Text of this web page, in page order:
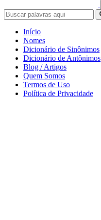
Início
Nomes
Dicionário de Sinônimos
Dicionário de Antônimos
Blog / Artigos
Quem Somos
Termos de Uso
Política de Privacidade